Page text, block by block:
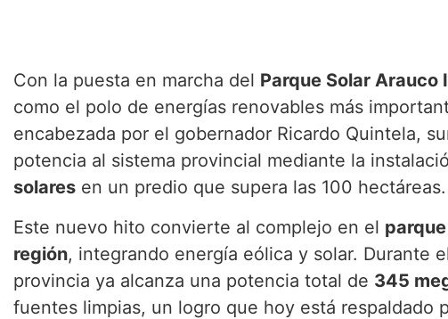
Con la puesta en marcha del Parque Solar Arauco I
como el polo de energías renovables más
encabezada por el gobernador Ricardo Quintela,
potencia al sistema provincial mediante la
solares en un predio que supera las 100 hectáreas.
Este nuevo hito convierte al complejo en el
región, integrando energía eólica y solar. Durante
provincia ya alcanza una potencia total de 345
fuentes limpias, un logro que hoy está respaldado